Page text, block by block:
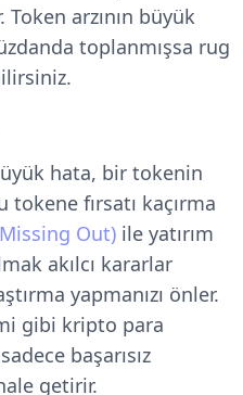
arzının büyük
toplanmışsa rug
hata, bir tokenin
tokene fırsatı kaçırma
Out) ile yatırım
akılcı kararlar
yapmanızı önler.
gibi kripto para
başarısız
getirir.